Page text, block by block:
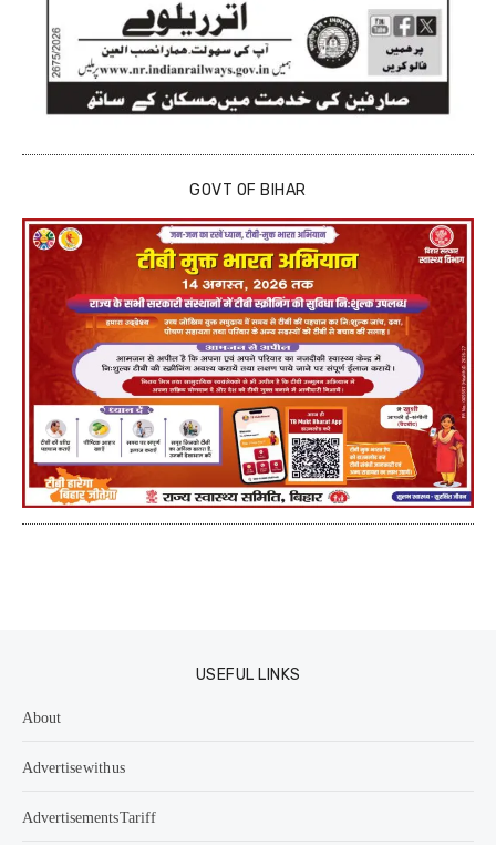
GOVT OF BIHAR
USEFUL LINKS
About
Advertise with us
Advertisements Tariff